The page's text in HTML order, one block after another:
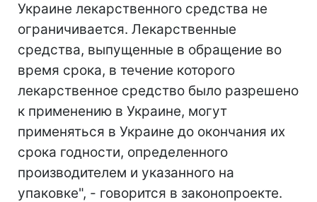
Украине лекарственного средства не
ограничивается. Лекарственные
средства, выпущенные в обращение во
время срока, в течение которого
лекарственное средство было разрешено
к применению в Украине, могут
применяться в Украине до окончания их
срока годности, определенного
производителем и указанного на
упаковке", - говорится в законопроекте.